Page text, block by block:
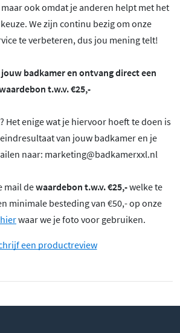
ook omdat je anderen helpt met het
We zijn continu bezig om onze
te verbeteren, dus jou mening telt!
badkamer en ontvang direct een
t.w.v. €25,-
Het enige wat je hiervoor hoeft te doen is
van jouw badkamer en je
naar: marketing@badkamerxxl.nl
mail dewaardebon t.w.v. €25,-welke te
minimale besteding van €50,- op onze
waar we je foto voor gebruiken.
een productreview